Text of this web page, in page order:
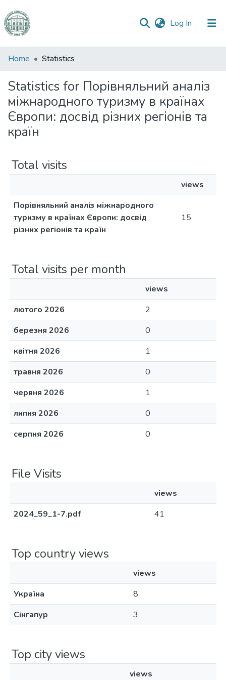
Log In (current)
Communities
Collections
All of DSpace
Home Statistics
Statistics for Порівняльний аналіз
міжнародного туризму в країнах
Європи: досвід різних регіонів та
країн
Total visits
views
Порівняльний аналіз міжнародного
туризму в країнах Європи: досвід
різних регіонів та країн
15
Total visits per month
views
лютого 2026
2
березня 2026
0
квітня 2026
1
травня 2026
0
червня 2026
1
липня 2026
0
серпня 2026
0
File Visits
views
2024_59_1-7.pdf
41
Top country views
views
Україна
8
Сінгапур
3
Top city views
views